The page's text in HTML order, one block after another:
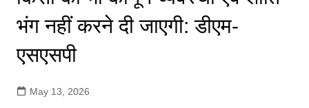
भंग नहीं करने दी जाएगी: डीएम-
एसएसपी
May 13, 2026